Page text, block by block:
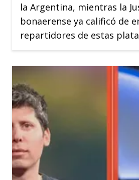
la Argentina, mientras la
bonaerense ya calificó de
repartidores de estas